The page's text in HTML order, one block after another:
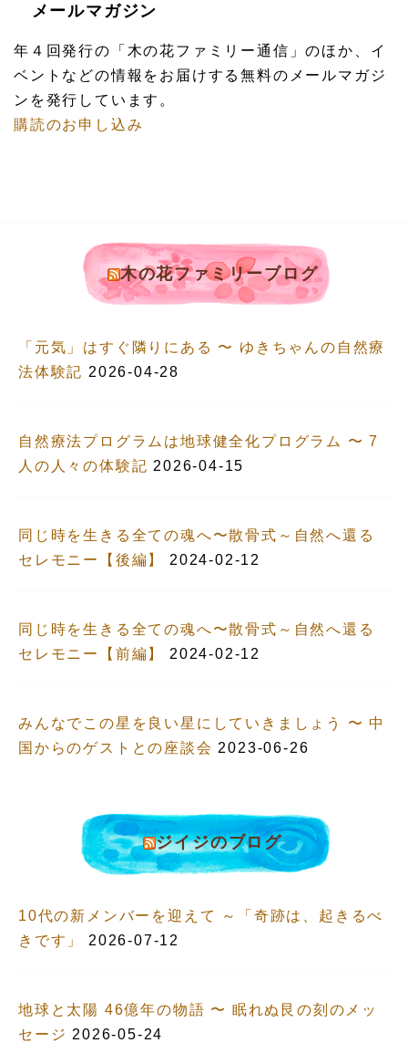
メールマガジン
年４回発行の「木の花ファミリー通信」のほか、イ
ベントなどの情報をお届けする無料のメールマガジ
ンを発行しています。
購読のお申し込み
木の花ファミリーブログ
「元気」はすぐ隣りにある 〜 ゆきちゃんの自然療
法体験記 2026-04-28
自然療法プログラムは地球健全化プログラム 〜 7
人の人々の体験記 2026-04-15
同じ時を生きる全ての魂へ〜散骨式～自然へ還る
セレモニー【後編】
2024-02-12
同じ時を生きる全ての魂へ〜散骨式～自然へ還る
セレモニー【前編】
2024-02-12
みんなでこの星を良い星にしていきましょう 〜 中
国からのゲストとの座談会 2023-06-26
ジイジのブログ
10代の新メンバーを迎えて ～「奇跡は、起きるべ
きです」
2026-07-12
地球と太陽 46億年の物語 〜 眠れぬ艮の刻のメッ
セージ 2026-05-24